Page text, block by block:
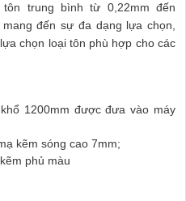
trung bình từ 0,22mm đến
đến sự đa dạng lựa chọn,
chọn loại tôn phù hợp cho các
1200mm được đưa vào máy
kẽm sóng cao 7mm;
phủ màu